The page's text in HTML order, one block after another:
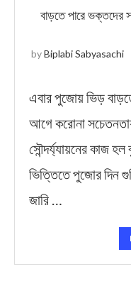
বাড়তে পারে ভক্তদের
byBiplabi Sabyasachi
এবার পুজোয় ভিড়
আগে করোনা সচেতনতায়
সৌন্দর্য্যায়নের কাজ
ভিত্তিতে পুজোর দিন
জারি …